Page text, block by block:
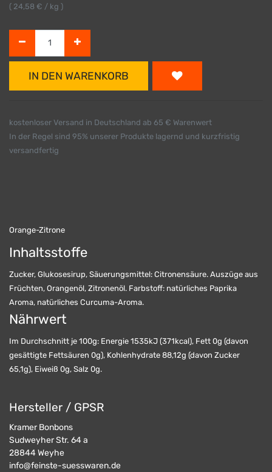
( 24,58 € / kg )
IN DEN WARENKORB
kostenloser Versand in Deutschland ab 65 € Warenwert
In der Regel sind 95% unserer Produkte lagernd und kurzfristig
versandfertig
Orange-Zitrone
Inhaltsstoffe
Zucker, Glukosesirup, Säuerungsmittel: Citronensäure. Auszüge aus
Früchten, Orangenöl, Zitronenöl. Farbstoff: natürliches Paprika
Aroma, natürliches Curcuma-Aroma.
Nährwert
Im Durchschnitt je 100g: Energie 1535kJ (371kcal), Fett 0g (davon
gesättigte Fettsäuren 0g), Kohlenhydrate 88,12g (davon Zucker
65,1g), Eiweiß 0g, Salz 0g.
Hersteller / GPSR
Kramer Bonbons
Sudweyher Str. 64 a
28844Weyhe
info@feinste-suesswaren.de